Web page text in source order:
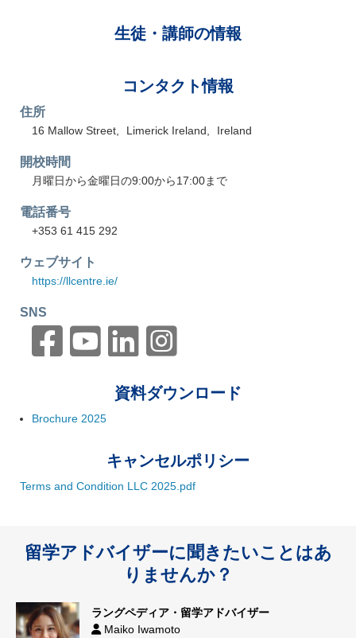
生徒・講師の情報
コンタクト情報
住所
16 Mallow Street Limerick Ireland Ireland
開校時間
月曜日から金曜日の9:00から17:00まで
電話番号
+353 61 415 292
ウェブサイト
https://llcentre.ie/
SNS
資料ダウンロード
Brochure 2025
キャンセルポリシー
Terms and Condition LLC 2025.pdf
留学アドバイザーに聞きたいことはあ
りませんか？
ラングペディア・留学アドバイザー
Maiko Iwamoto